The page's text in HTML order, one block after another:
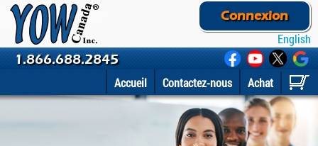
English
Connexion
1.866.688.2845
Achat
Contactez-nous
Accueil